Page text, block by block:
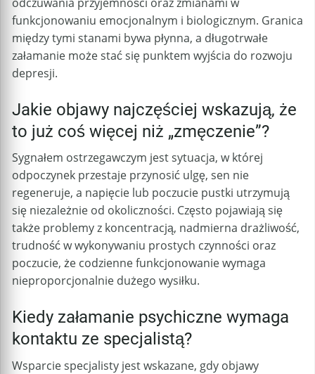
funkcjonowaniu emocjonalnym i biologicznym. Granica
między tymi stanami bywa płynna, a długotrwałe
załamanie może stać się punktem wyjścia do rozwoju
depresji.
Jakie objawy najczęściej wskazują, że
to już coś więcej niż „zmęczenie”?
Sygnałem ostrzegawczym jest sytuacja, w której
odpoczynek przestaje przynosić ulgę, sen nie
regeneruje, a napięcie lub poczucie pustki utrzymują
się niezależnie od okoliczności. Często pojawiają się
także problemy z koncentracją, nadmierna drażliwość,
trudność w wykonywaniu prostych czynności oraz
poczucie, że codzienne funkcjonowanie wymaga
nieproporcjonalnie dużego wysiłku.
Kiedy załamanie psychiczne wymaga
kontaktu ze specjalistą?
Wsparcie specjalisty jest wskazane, gdy objawy